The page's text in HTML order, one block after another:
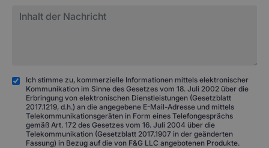
Ich stimme zu, kommerzielle Informationen mittels elektronischer
Kommunikation im Sinne des Gesetzes vom 18. Juli 2002 über die
Erbringung von elektronischen Dienstleistungen (Gesetzblatt
2017.1219, d.h.) an die angegebene E-Mail-Adresse und mittels
Telekommunikationsgeräten in Form eines Telefongesprächs
gemäß Art. 172 des Gesetzes vom 16. Juli 2004 über die
Telekommunikation (Gesetzblatt 2017.1907 in der geänderten
Fassung) in Bezug auf die von F&G LLC angebotenen Produkte.